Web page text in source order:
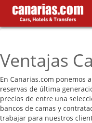
Ventajas
En Canarias.com ponemos
reservas de última
precios de entre una
bancos de camas y
trabajar para nuestros